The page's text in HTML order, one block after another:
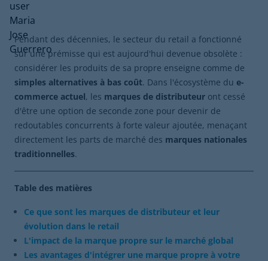
Pendant des décennies, le secteur du retail a fonctionné
sur une prémisse qui est aujourd'hui devenue obsolète :
considérer les produits de sa propre enseigne comme de
simples alternatives à bas coût. Dans l'écosystème du e-
commerce actuel, les marques de distributeur ont cessé
d'être une option de seconde zone pour devenir de
redoutables concurrents à forte valeur ajoutée, menaçant
directement les parts de marché des marques nationales
traditionnelles.
Table des matières
Ce que sont les marques de distributeur et leur
évolution dans le retail
L'impact de la marque propre sur le marché global
Les avantages d'intégrer une marque propre à votre